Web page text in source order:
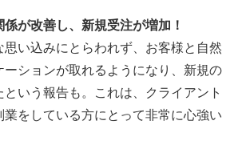
係が改善し、新規受注が増加！
思い込みにとらわれず、お客様と自然
ーションが取れるようになり、新規の
という報告も。これは、クライアント
業をしている方にとって非常に心強い